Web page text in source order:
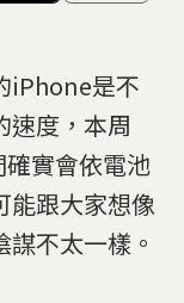
iPhone是不
速度，本周
實會依電池
能跟大家想像
不太一樣。